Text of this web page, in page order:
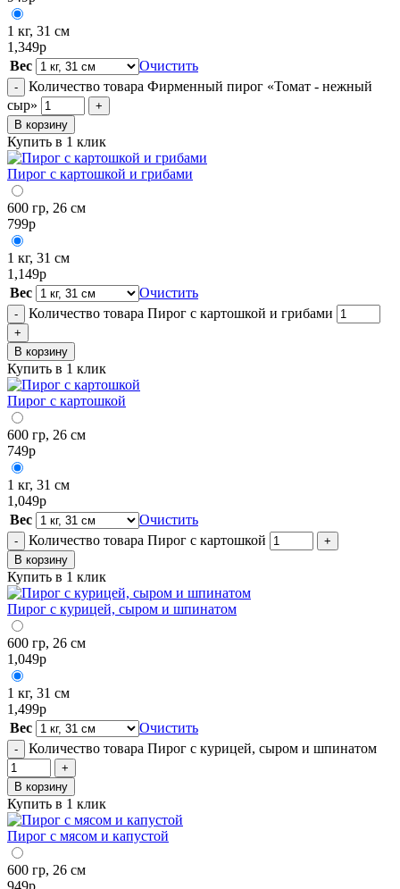
1 кг, 31 см
1,349р
Вес
Очистить
-
Количество товара Фирменный пирог «Томат - нежный
сыр»
+
В корзину
Купить в 1 клик
Пирог с картошкой и грибами
600 гр, 26 см
799р
1 кг, 31 см
1,149р
Вес
Очистить
- Количество товара Пирог с картошкой и грибами
+
В корзину
Купить в 1 клик
Пирог с картошкой
600 гр, 26 см
749р
1 кг, 31 см
1,049р
Вес
Очистить
- Количество товара Пирог с картошкой
+
В корзину
Купить в 1 клик
Пирог с курицей, сыром и шпинатом
600 гр, 26 см
1,049р
1 кг, 31 см
1,499р
Вес
Очистить
- Количество товара Пирог с курицей, сыром и шпинатом
+
В корзину
Купить в 1 клик
Пирог с мясом и капустой
600 гр, 26 см